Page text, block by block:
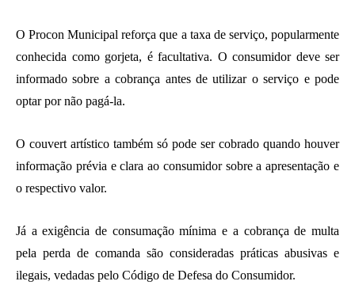
O Procon Municipal reforça que a taxa de serviço, popularmente
conhecida como gorjeta, é facultativa. O consumidor deve ser
informado sobre a cobrança antes de utilizar o serviço e pode
optar por não pagá-la.
O couvert artístico também só pode ser cobrado quando houver
informação prévia e clara ao consumidor sobre a apresentação e
o respectivo valor.
Já a exigência de consumação mínima e a cobrança de multa
pela perda de comanda são consideradas práticas abusivas e
ilegais, vedadas pelo Código de Defesa do Consumidor.